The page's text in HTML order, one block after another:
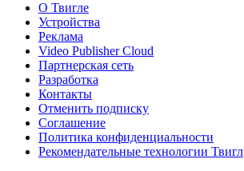
О Твигле
Устройства
Реклама
Video Publisher Cloud
Партнерская сеть
Разработка
Контакты
Отменить подписку
Соглашение
Политика конфиденциальности
Рекомендательные технологии Твигл